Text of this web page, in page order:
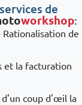
de
workshop:
Rationalisation de
et la facturation
coup d'œil la